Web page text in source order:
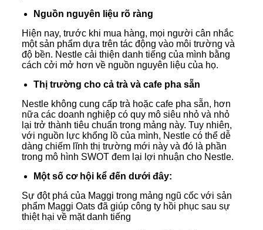
Nguồn nguyên liệu rõ ràng
Hiện nay, trước khi mua hàng, mọi người cân nhắc
một sản phẩm dựa trên tác động vào môi trường và
độ bền. Nestle cải thiện danh tiếng của mình bằng
cách cởi mở hơn về nguồn nguyên liệu của họ.
Thị trường cho cả trà và cafe pha sẵn
Nestle không cung cấp trà hoặc cafe pha sẵn, hơn
nữa các doanh nghiệp có quy mô siêu nhỏ và nhỏ
lại trở thành tiêu chuẩn trong mảng này. Tuy nhiên,
với nguồn lực khổng lồ của mình, Nestle có thể dễ
dàng chiếm lĩnh thị trường mới này và đó là phần
trong mô hình SWOT đem lại lợi nhuận cho Nestle.
Một số cơ hội kể đến dưới đây:
Sự đột phá của Maggi trong mảng ngũ cốc với sản
phẩm Maggi Oats đã giúp công ty hồi phục sau sự
thiệt hại về mặt danh tiếng